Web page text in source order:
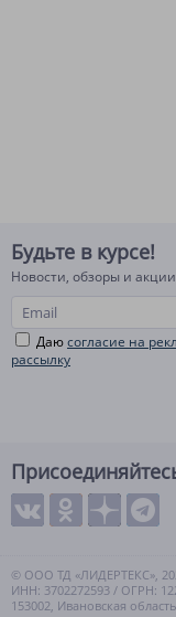
Будьте в курсе!
Новости, обзоры и акции
Даюсогласие на
рассылку
© ООО ТД «ЛИДЕРТЕКС»,
ИНН: 3702272593 / ОГРН:
153002, Ивановская